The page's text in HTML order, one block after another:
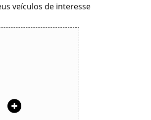
veículos de interesse